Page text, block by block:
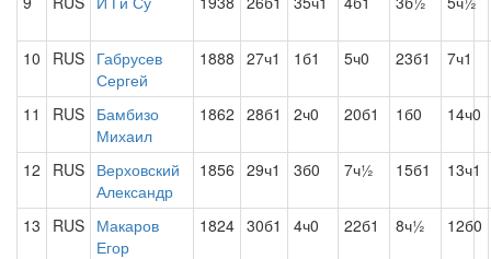
10 RUS Габрусев
Сергей
1888 27ч1 1б1 5ч0 23б1 7ч1
11 RUS Бамбизо
Михаил
1862 28б1 2ч0 20б1 1б0 14ч0
12 RUS Верховский
Александр
1856 29ч1 3б0 7ч½ 15б1 13ч1
13 RUS Макаров
Егор
1824 30б1 4ч0 22б1 8ч½ 12б0